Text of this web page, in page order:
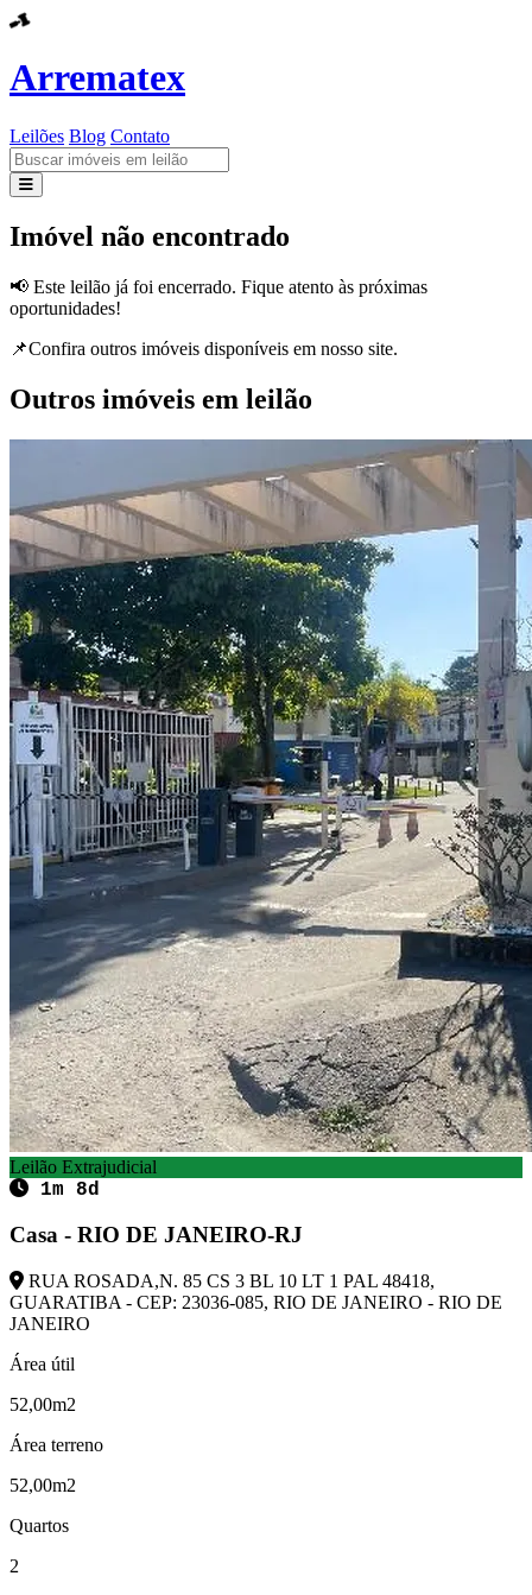
Arrematex
Leilões Blog Contato
Leilões
Imóvel não encontrado
📢 Este leilão já foi encerrado. Fique atento às próximas
oportunidades!
📌Confira outros imóveis disponíveis em nosso site.
Outros imóveis em leilão
Leilão Extrajudicial
1m 8d
Casa - RIO DE JANEIRO-RJ
RUA ROSADA,N. 85 CS 3 BL 10 LT 1 PAL 48418,
GUARATIBA - CEP: 23036-085, RIO DE JANEIRO - RIO DE
JANEIRO
Área útil
52,00m2
Área terreno
52,00m2
Quartos
2